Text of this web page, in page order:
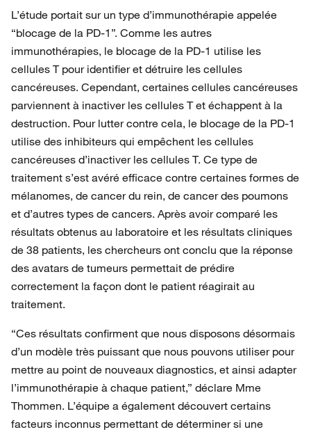
L’étude portait sur un type d’immunothérapie appelée
“blocage de la PD-1”. Comme les autres
immunothérapies, le blocage de la PD-1 utilise les
cellules T pour identifier et détruire les cellules
cancéreuses. Cependant, certaines cellules cancéreuses
parviennent à inactiver les cellules T et échappent à la
destruction. Pour lutter contre cela, le blocage de la PD-1
utilise des inhibiteurs qui empêchent les cellules
cancéreuses d’inactiver les cellules T. Ce type de
traitement s’est avéré efficace contre certaines formes de
mélanomes, de cancer du rein, de cancer des poumons
et d’autres types de cancers. Après avoir comparé les
résultats obtenus au laboratoire et les résultats cliniques
de 38 patients, les chercheurs ont conclu que la réponse
des avatars de tumeurs permettait de prédire
correctement la façon dont le patient réagirait au
traitement.
“Ces résultats confirment que nous disposons désormais
d’un modèle très puissant que nous pouvons utiliser pour
mettre au point de nouveaux diagnostics, et ainsi adapter
l’immunothérapie à chaque patient,” déclare Mme
Thommen. L’équipe a également découvert certains
facteurs inconnus permettant de déterminer si une